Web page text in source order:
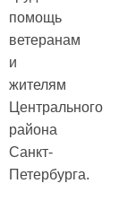
помощь
ветеранам
и
жителям
Центрального
района
Санкт-
Петербурга.